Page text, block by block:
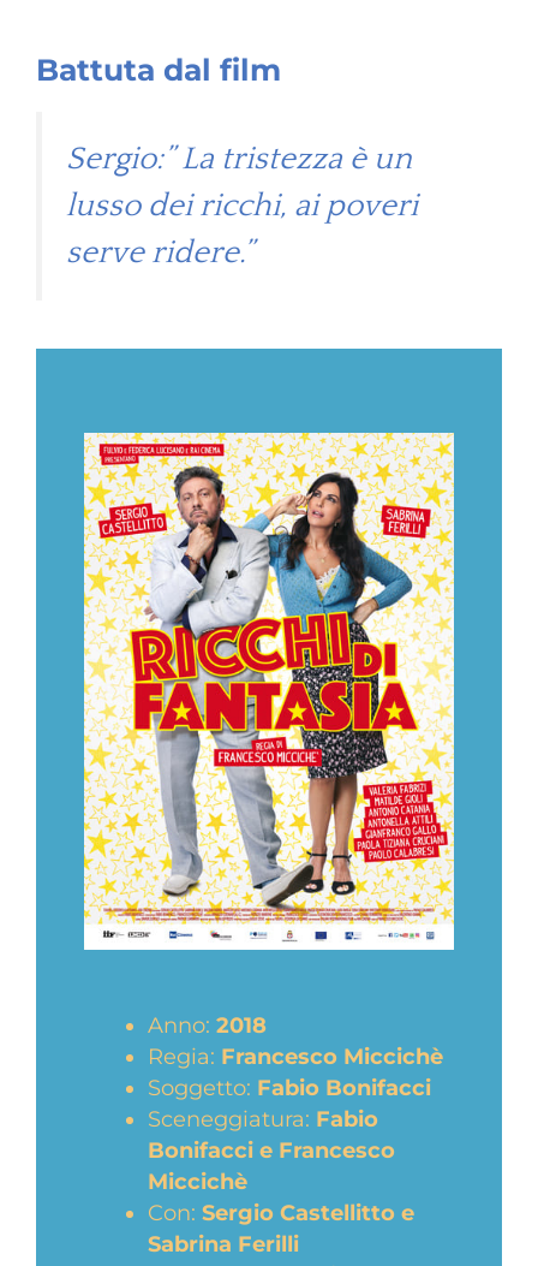
Battuta dal film
Sergio:” La tristezza è un
lusso dei ricchi, ai poveri
serve ridere.”
Anno: 2018
Regia: Francesco Miccichè
Soggetto: Fabio Bonifacci
Sceneggiatura: Fabio
Bonifacci e Francesco
Miccichè
Con: Sergio Castellitto e
Sabrina Ferilli